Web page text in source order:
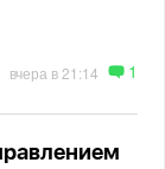
вчера в 21:14 1